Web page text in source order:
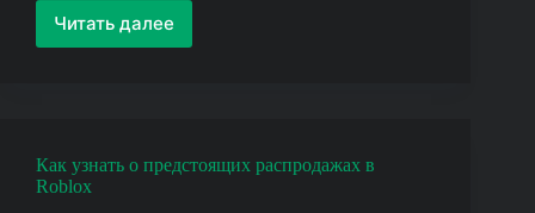
Читать далее
Какие
всего
Как узнать о предстоящих распродажах в
Roblox